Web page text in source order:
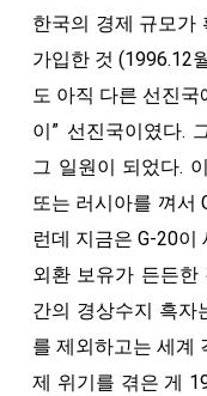
한국의 경제 규모가
가입한 것 (1996.12
도 아직 다른 선진국
이” 선진국이였다.
그 일원이 되었다.
또는 러시아를 껴서
런데 지금은 G-20이
외환 보유가 든든한
간의 경상수지 흑자
를 제외하고는 세계
제 위기를 겪은 게